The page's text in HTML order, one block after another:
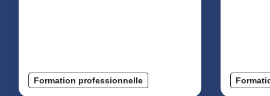
Formation professionnelle